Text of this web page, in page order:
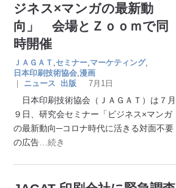
ジネス×マンガの最新動
向」 会場とＺｏｏｍで同
時開催
ＪＡＧＡＴ セミナー マーケティング,
日本印刷技術協会 ,漫画
｜
ニュース 出版 7月1日
日本印刷技術協会（ＪＡＧＡＴ）は７月
９日、研究会セミナー「ビジネス×マンガ
の最新動向─コロナ時代に活きる対面不要
の広告 …続き